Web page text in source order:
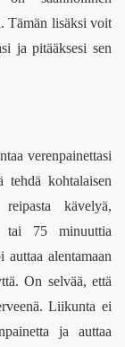
Tämän lisäksi voit
ja pitääksesi sen
verenpainettasi
kohtalaisen
kävelyä,
tai 75 minuuttia
alentamaan
On selvää, että
Liikunta ei
ja auttaa